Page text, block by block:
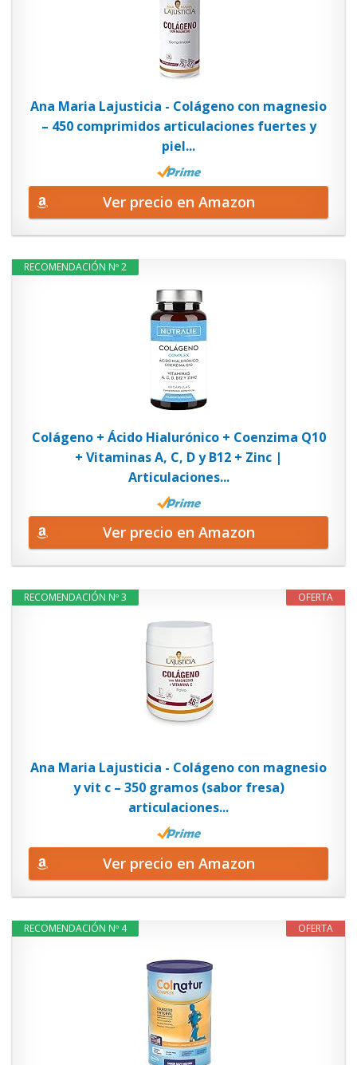
Ana Maria Lajusticia - Colágeno con magnesio
– 450 comprimidos articulaciones fuertes y
piel...
Ver precio en Amazon
RECOMENDACIÓN Nº 2
Colágeno + Ácido Hialurónico + Coenzima Q10
+ Vitaminas A, C, D y B12 + Zinc |
Articulaciones...
Ver precio en Amazon
OFERTA
RECOMENDACIÓN Nº 3
Ana Maria Lajusticia - Colágeno con magnesio
y vit c – 350 gramos (sabor fresa)
articulaciones...
Ver precio en Amazon
OFERTA
RECOMENDACIÓN Nº 4